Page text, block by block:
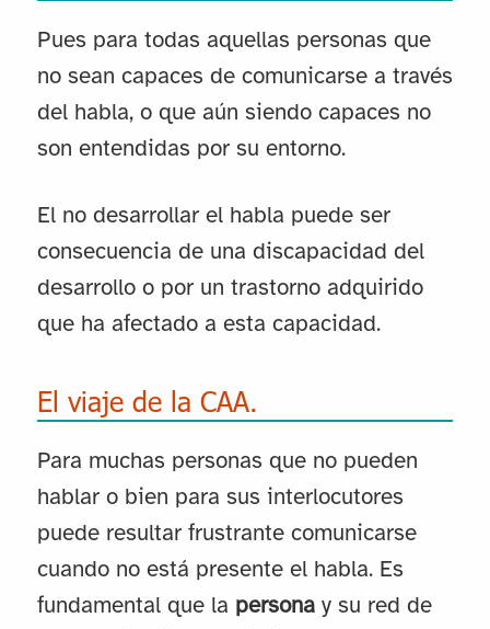
Pues para todas aquellas personas que
no sean capaces de comunicarse a través
del habla, o que aún siendo capaces no
son entendidas por su entorno.
El no desarrollar el habla puede ser
consecuencia de una discapacidad del
desarrollo o por un trastorno adquirido
que ha afectado a esta capacidad.
El viaje de la CAA.
Para muchas personas que no pueden
hablar o bien para sus interlocutores
puede resultar frustrante comunicarse
cuando no está presente el habla. Es
fundamental que la personay su red de